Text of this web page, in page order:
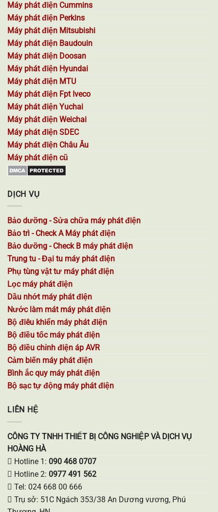
Máy phát điện Cummins
Máy phát điện Perkins
Máy phát điện Mitsubishi
Máy phát điện Baudouin
Máy phát điện Doosan
Máy phát điện Hyundai
Máy phát điện MTU
Máy phát điện Fpt Iveco
Máy phát điện Yuchai
Máy phát điện Weichai
Máy phát điện SDEC
Máy phát điện Châu Âu
Máy phát điện cũ
DỊCH VỤ
Bảo dưỡng - Sửa chữa máy phát điện
Bảo trì - Check A Máy phát điện
Bảo dưỡng - Check B máy phát điện
Trung tu - Đại tu máy phát điện
Phụ tùng vật tư máy phát điện
Lọc máy phát điện
Dầu nhớt máy phát điện
Nước làm mát máy phát điện
Bộ điêu khiển máy phát điện
Bộ điều tốc máy phát điện
Bộ điều chỉnh điện áp AVR
Cảm biến máy phát điện
Bình ắc quy máy phát điện
Bộ sạc tự động máy phát điện
LIÊN HỆ
CÔNG TY TNHH THIẾT BỊ CÔNG NGHIỆP VÀ DỊCH VỤ
HOÀNG HÀ
Hotline 1: 090 468 0707
Hotline 2: 0977 491 562
Tel: 024 668 00 666
Trụ sở: 51C Ngách 353/38 An Dương vương, Phú